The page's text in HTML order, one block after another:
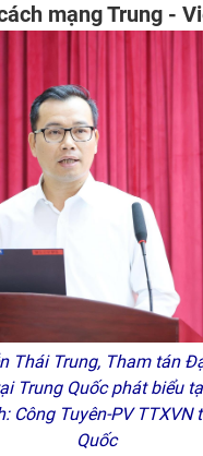
mạng Trung -
Thái Trung, Tham tán
Trung Quốc phát biểu
Công Tuyên-PV TTXVN
Quốc